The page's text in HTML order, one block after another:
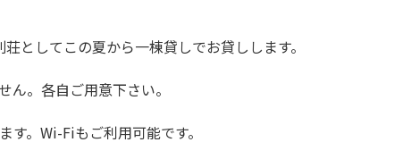
小海町・『パターゴル
スレチック』
としてこの夏から一棟貸しでお貸しします。
。各自ご用意下さい。
。Wi-Fiもご利用可能です。